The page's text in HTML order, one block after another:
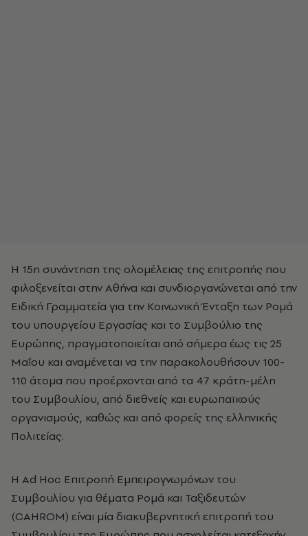
Η 15η συνάντηση της ολομέλειας της επιτροπής που
φιλοξενείται στην Αθήνα και συνδιοργανώνεται από την
Ειδική Γραμματεία για την Κοινωνική Ένταξη των Ρομά
του υπουργείου Εργασίας και το Συμβούλιο της
Ευρώπης, πραγματοποιείται από σήμερα έως τις 25
Μαΐου και αναμένεται να την παρακολουθήσουν 100-
110 άτομα που προέρχονται από τα 47 κράτη-μέλη
του Συμβουλίου, από διεθνείς και ευρωπαϊκούς
οργανισμούς, καθώς και από φορείς της ελληνικής
Πολιτείας.
Η Ad Hoc Επιτροπή Εμπειρογνωμόνων του
Συμβουλίου για θέματα Ρομά και Ταξιδευτών
(CAHROM) είναι μία διακυβερνητική επιτροπή του